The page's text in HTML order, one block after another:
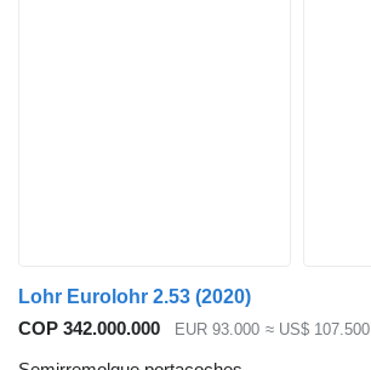
Lohr Eurolohr 2.53 (2020)
COP 342.000.000
EUR 93.000 ≈ US$ 107.500